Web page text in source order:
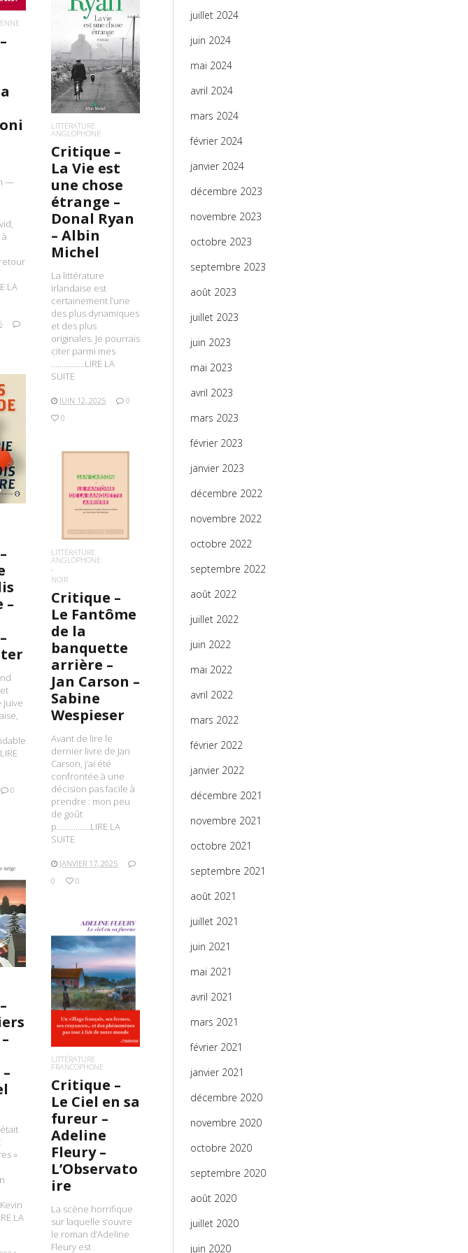
—
LA
LIRE LA SUITE
LITTÉRATURE
ANGLOPHONE
Critique –
La Vie est
une chose
étrange –
Donal Ryan
– Albin
Michel
La littérature
irlandaise est
certainement l’une
des plus dynamiques
et des plus
originales. Je pourrais
citer parmi mes
…………….LIRE LA
SUITE
JUIN 12, 2025
0
0
–
juive
0
LIRE LA SUITE
LITTÉRATURE
ANGLOPHONE
NOIR
Critique –
Le Fantôme
de la
banquette
arrière –
Jan Carson –
Sabine
Wespieser
Avant de lire le
dernier livre de Jan
Carson, j’ai été
confrontée à une
décision pas facile à
prendre : mon peu
de goût
p…………….LIRE LA
SUITE
JANVIER 17, 2025
0
0
»
LA
LIRE LA SUITE
LITTÉRATURE
FRANCOPHONE
Critique –
Le Ciel en sa
fureur –
Adeline
Fleury –
L’Observato
ire
La scène horrifique
sur laquelle s’ouvre
le roman d’Adeline
Fleury est
juillet 2024
juin 2024
mai 2024
avril 2024
mars 2024
février 2024
janvier 2024
décembre 2023
novembre 2023
octobre 2023
septembre 2023
août 2023
juillet 2023
juin 2023
mai 2023
avril 2023
mars 2023
février 2023
janvier 2023
décembre 2022
novembre 2022
octobre 2022
septembre 2022
août 2022
juillet 2022
juin 2022
mai 2022
avril 2022
mars 2022
février 2022
janvier 2022
décembre 2021
novembre 2021
octobre 2021
septembre 2021
août 2021
juillet 2021
juin 2021
mai 2021
avril 2021
mars 2021
février 2021
janvier 2021
décembre 2020
novembre 2020
octobre 2020
septembre 2020
août 2020
juillet 2020
juin 2020